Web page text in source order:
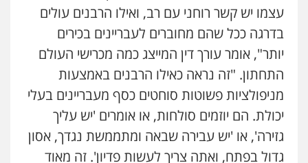
עצמו יש קשר רוחני עם רב, ואילו הרבנים עולים
בדרגה ככל שהם מחוברים לעבריינים בכירים
יותר", אומר עורך דין המייצג כמה מכרישי העולם
התחתון. "זה נראה כאילו הרבנים באמצעות
מניפולציות פשוטות סוחטים כסף מעבריינים בעלי
יכולת. הם יוזמים סולחות, או אומרים 'יש עליך
גזירה', או 'יש עבירה שבאה ומתממשת נגדך, אסון
גדול בפתח, ואתה צריך לעשות פדיון'. זה מאוד